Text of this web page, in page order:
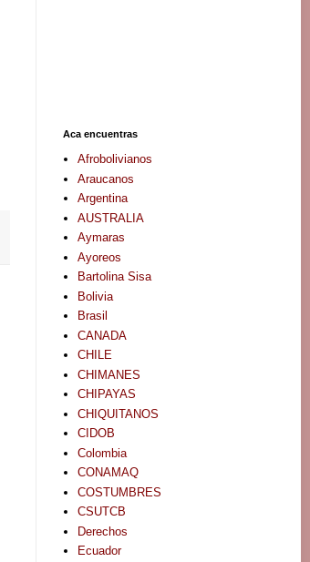
Aca encuentras
Afrobolivianos
Araucanos
Argentina
AUSTRALIA
Aymaras
Ayoreos
Bartolina Sisa
Bolivia
Brasil
CANADA
CHILE
CHIMANES
CHIPAYAS
CHIQUITANOS
CIDOB
Colombia
CONAMAQ
COSTUMBRES
CSUTCB
Derechos
Ecuador